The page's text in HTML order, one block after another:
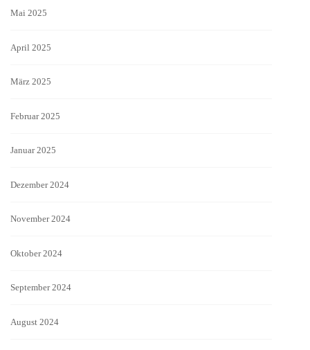
Mai 2025
April 2025
März 2025
Februar 2025
Januar 2025
Dezember 2024
November 2024
Oktober 2024
September 2024
August 2024